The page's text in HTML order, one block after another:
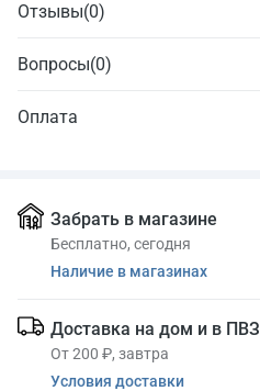
Отзывы(0)
Вопросы(0)
Оплата
Забрать в магазине
Бесплатно, сегодня
Наличие в магазинах
Доставка на дом и в ПВЗ
От 200 ₽, завтра
Условия доставки